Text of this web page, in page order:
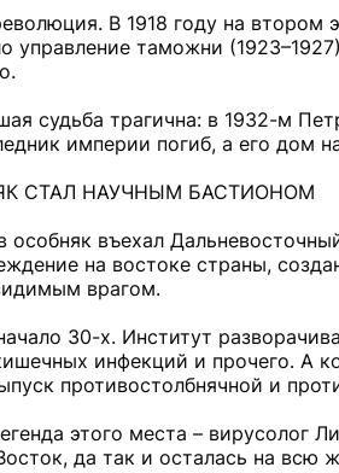
В 1918 году на
управление таможни
судьба трагична: в 1932-м
империи погиб, а его дом
СТАЛ НАУЧНЫМ БАСТИОНОМ
особняк въехал
на востоке страны,
врагом.
30-х. Институт
инфекций и прочего. А
противостолбнячной и
этого места – вирусолог
да так и осталась на всю